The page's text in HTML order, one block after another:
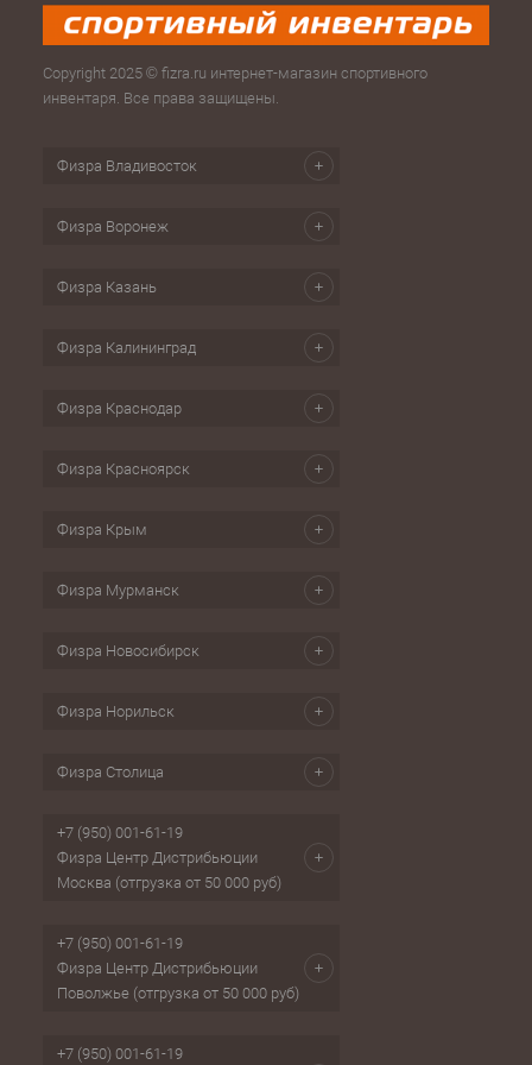
Copyright 2025 © fizra.ru интернет-магазин спортивного
инвентаря. Все права защищены.
Физра Владивосток
Физра Воронеж
Физра Казань
Физра Калининград
Физра Краснодар
Физра Красноярск
Физра Крым
Физра Мурманск
Физра Новосибирск
Физра Норильск
Физра Столица
+7 (950) 001-61-19
Физра Центр Дистрибьюции
Москва (отгрузка от 50 000 руб)
+7 (950) 001-61-19
Физра Центр Дистрибьюции
Поволжье (отгрузка от 50 000 руб)
+7 (950) 001-61-19